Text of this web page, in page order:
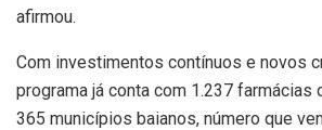
afirmou.
Com investimentos contínuos e novos
programa já conta com 1.237 farmácias
365 municípios baianos, número que